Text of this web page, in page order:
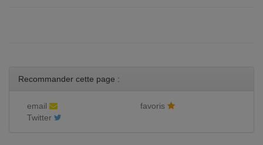
Recommander cette page :
email
favoris
Twitter